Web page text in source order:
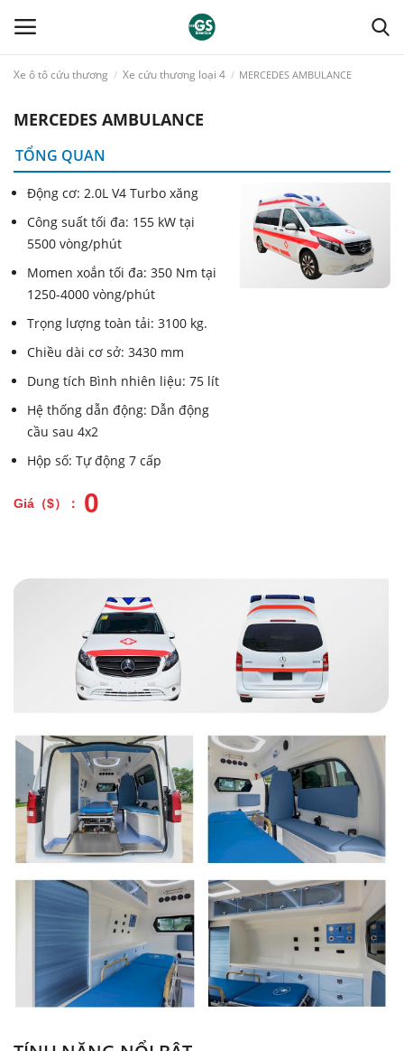
TRANG CHỦ
GIỚI THIỆU
XE Ô TÔ CỨU THƯƠNG
TIN TỨC
Xe ô tô cứu thương Xe cứu thương loại 4 MERCEDES AMBULANCE
MERCEDES AMBULANCE
TỔNG QUAN
Động cơ: 2.0L V4 Turbo xăng
Công suất tối đa: 155 kW tại
5500 vòng/phút
Momen xoắn tối đa: 350 Nm tại
1250-4000 vòng/phút
Trọng lượng toàn tải: 3100 kg.
Chiều dài cơ sở: 3430 mm
Dung tích Bình nhiên liệu: 75 lít
Hệ thống dẫn động: Dẫn động
cầu sau 4x2
Hộp số: Tự động 7 cấp
Giá（$）： 0